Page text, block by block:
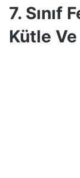
7. Sınıf
Kütle Ve